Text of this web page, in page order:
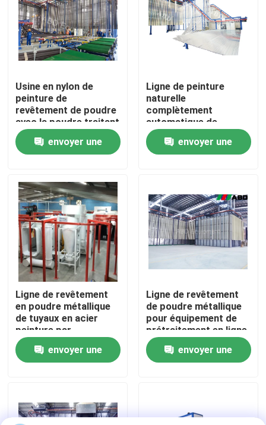
Maison
Produits
VR Show
Au sujet de nous
Visite d'usine
Contrôle de qualité
Contactez-nous
Demandez une citation
Ligne de revêtement verticale de poudre
Usine en nylon de
peinture de
revêtement de poudre
avec la poudre traitant
le four 6kw
envoyer une
Ligne de peinture
naturelle
complètement
automatique de
poudre de chauffage
au gaz d'usine de
revêtement de poudre
envoyer une
Ligne de revêtement
en poudre métallique
de tuyaux en acier
peinture par
pulvérisation 380V
envoyer une
Ligne de revêtement
de poudre métallique
pour équipement de
prétraitement en ligne
envoyer une